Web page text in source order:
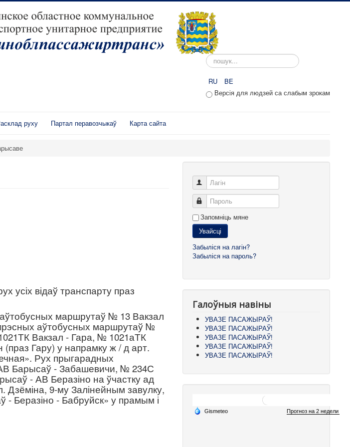
Пошук...
RU
BE
Версія для людзей са слабым зрокам
руху Партал перавозчыкаў Карта сайта
усіх відаў транспарту праз
маршрутаў № 13 Вакзал
аўтобусных маршрутаў №
Вакзал - Гара, № 1021аТК
(праз Гару) у напрамку ж / д арт.
Рух прыгарадных
Барысаў - Забашевичи, № 234С
- АВ Беразіно на ўчастку ад
Дзёміна, 9-му Залінейным завулку,
- Беразіно - Бабруйск» у прамым і
Лагін
Пароль
Запомніць мяне
Увайсці
Забыліся на лагін?
Забыліся на пароль?
Галоўныя навіны
УВАЗЕ ПАСАЖЫРАЎ!
УВАЗЕ ПАСАЖЫРАЎ!
УВАЗЕ ПАСАЖЫРАЎ!
УВАЗЕ ПАСАЖЫРАЎ!
УВАЗЕ ПАСАЖЫРАЎ!